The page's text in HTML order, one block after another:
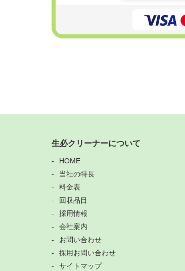
生必クリーナーについて
HOME
当社の特長
料金表
回収品目
採用情報
会社案内
お問い合わせ
採用お問い合わせ
サイトマップ